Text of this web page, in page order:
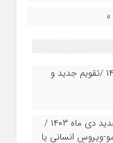
ساعت و لحظه تحویل سال ۱۴۰۴ /تقویم جدید و
اولین علامت ویروس کرونای جدید دی ماه ۱۴۰۳ /
ویروسِ انسانی یا